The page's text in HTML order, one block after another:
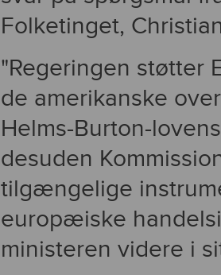
Folketinget,
"Regeringen støtter
de amerikanske
Helms-Burton-
desuden
tilgængelige
europæiske
ministeren videre i